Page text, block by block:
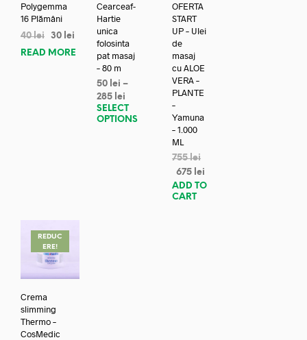
Polygemma
16 Plămâni
40lei 30 lei
READ MORE
Cearceaf-
Hartie
unica
folosinta
pat masaj
– 80 m
50 lei –
285 lei
SELECT
OPTIONS
OFERTA
START
UP – Ulei
de
masaj
cu ALOE
VERA –
PLANTE
–
Yamuna
– 1.000
ML
755lei
675 lei
ADD TO
CART
REDUC
ERE!
Crema
slimming
Thermo –
CosMedic